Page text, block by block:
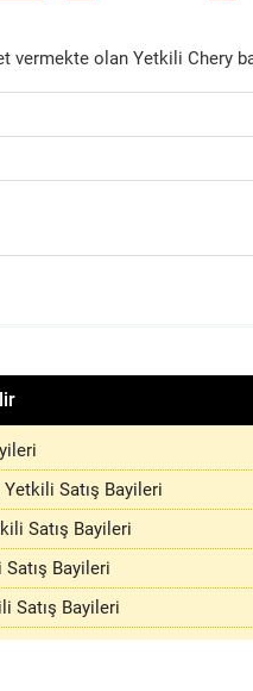
vermekte olan Yetkili Chery
Satış Bayileri
Satış Bayileri
Bayileri
Satış Bayileri